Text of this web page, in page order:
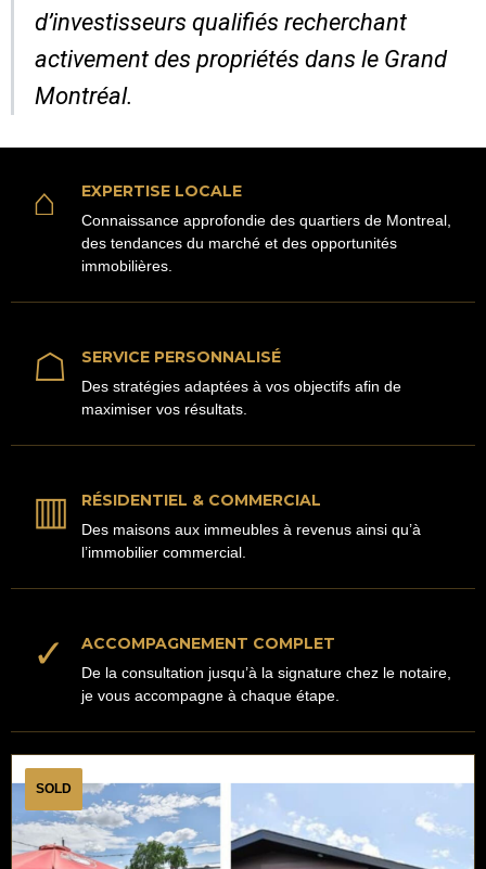
d’investisseurs qualifiés recherchant
activement des propriétés dans le Grand
Montréal.
⌂ EXPERTISE LOCALE
Connaissance approfondie des quartiers de Montreal,
des tendances du marché et des opportunités
immobilières.
☖ SERVICE PERSONNALISÉ
Des stratégies adaptées à vos objectifs afin de
maximiser vos résultats.
▥ RÉSIDENTIEL & COMMERCIAL
Des maisons aux immeubles à revenus ainsi qu’à
l’immobilier commercial.
✓ ACCOMPAGNEMENT COMPLET
De la consultation jusqu’à la signature chez le notaire,
je vous accompagne à chaque étape.
SOLD